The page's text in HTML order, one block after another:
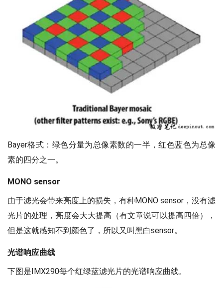
Bayer格式：绿色分量为总像素数的一半，红色蓝色为总像
素的四分之一。
MONO sensor
由于滤光会带来亮度上的损失，有种MONO sensor，没有滤
光片的处理，亮度会大大提高（有文章说可以提高四倍），
但是这就感知不到颜色了，所以又叫黑白sensor。
光谱响应曲线
下图是IMX290每个红绿蓝滤光片的光谱响应曲线。